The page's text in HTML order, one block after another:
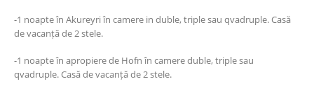
-1 noapte în Akureyri în camere in duble, triple sau qvadruple. Casă
de vacanță de 2 stele.
-1 noapte în apropiere de Hofn în camere duble, triple sau
qvadruple. Casă de vacanță de 2 stele.